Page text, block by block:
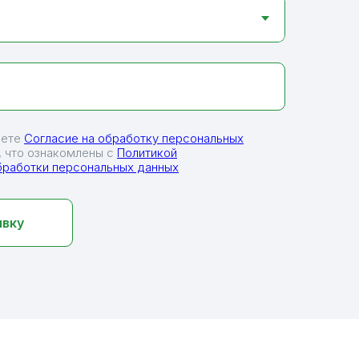
Согласие на обработку персональных
ознакомлены с Политикой
персональных данных